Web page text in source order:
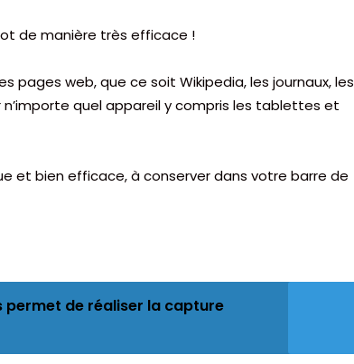
de manière très efficace !
pages web, que ce soit Wikipedia, les journaux, les
quel appareil y compris les tablettes et
et bien efficace, à conserver dans votre barre de
permet de réaliser la capture